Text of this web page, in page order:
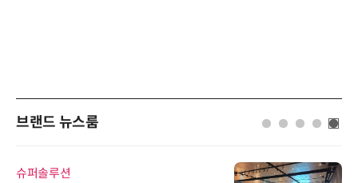
브랜드 뉴스룸
슈퍼솔루션